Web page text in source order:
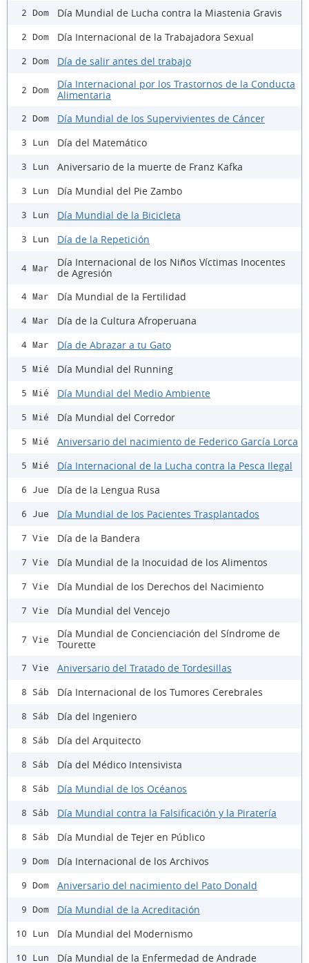
2 Dom Día Mundial de Lucha contra la Miastenia Gravis
2 Dom Día Internacional de la Trabajadora Sexual
2 Dom Día de salir antes del trabajo
2 Dom
Día Internacional por los Trastornos de la Conducta
Alimentaria
2 Dom Día Mundial de los Supervivientes de Cáncer
3 Lun Día del Matemático
3 Lun Aniversario de la muerte de Franz Kafka
3 Lun Día Mundial del Pie Zambo
3 Lun Día Mundial de la Bicicleta
3 Lun Día de la Repetición
4 Mar
Día Internacional de los Niños Víctimas Inocentes
de Agresión
4 Mar Día Mundial de la Fertilidad
4 Mar Día de la Cultura Afroperuana
4 Mar Día de Abrazar a tu Gato
5 Mié Día Mundial del Running
5 Mié Día Mundial del Medio Ambiente
5 Mié Día Mundial del Corredor
5 Mié Aniversario del nacimiento de Federico García Lorca
5 Mié Día Internacional de la Lucha contra la Pesca Ilegal
6 Jue Día de la Lengua Rusa
6 Jue Día Mundial de los Pacientes Trasplantados
7 Vie Día de la Bandera
7 Vie Día Mundial de la Inocuidad de los Alimentos
7 Vie Día Mundial de los Derechos del Nacimiento
7 Vie Día Mundial del Vencejo
7 Vie
Día Mundial de Concienciación del Síndrome de
Tourette
7 Vie Aniversario del Tratado de Tordesillas
8 Sáb Día Internacional de los Tumores Cerebrales
8 Sáb Día del Ingeniero
8 Sáb Día del Arquitecto
8 Sáb Día del Médico Intensivista
8 Sáb Día Mundial de los Océanos
8 Sáb Día Mundial contra la Falsificación y la Piratería
8 Sáb Día Mundial de Tejer en Público
9 Dom Día Internacional de los Archivos
9 Dom Aniversario del nacimiento del Pato Donald
9 Dom Día Mundial de la Acreditación
10 Lun Día Mundial del Modernismo
10 Lun Día Mundial de la Enfermedad de Andrade